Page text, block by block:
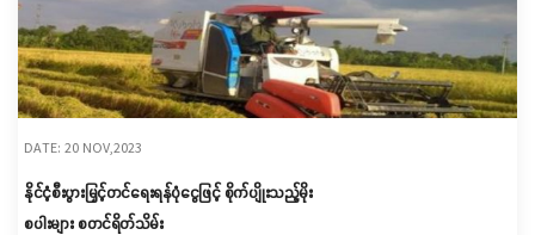
DATE: 20 NOV,2023
နိုင်ငံ့စီးပွားမြှင့်တင်ရေးရန်ပုံငွေဖြင့် စိုက်ပျိုးသည့်မိုး
စပါးများ စတင်ရိတ်သိမ်း